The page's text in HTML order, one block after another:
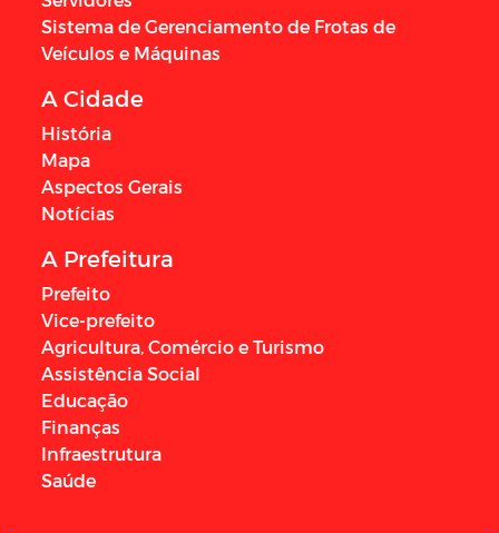
Sistema de Gerenciamento de Frotas de
Veículos e Máquinas
A Cidade
História
Mapa
Aspectos Gerais
Notícias
A Prefeitura
Prefeito
Vice-prefeito
Agricultura, Comércio e Turismo
Assistência Social
Educação
Finanças
Infraestrutura
Saúde